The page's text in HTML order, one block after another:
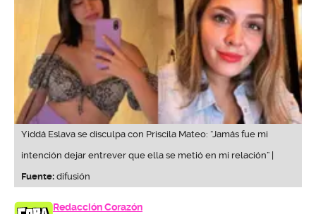
Yiddá Eslava se disculpa con Priscila Mateo: “Jamás fue mi
intención dejar entrever que ella se metió en mi relación” |
Fuente: difusión
Redacción Corazón